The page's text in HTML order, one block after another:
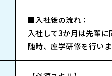
■入社後の流れ：
入社して3か月は先輩に
随時、座学研修を行い